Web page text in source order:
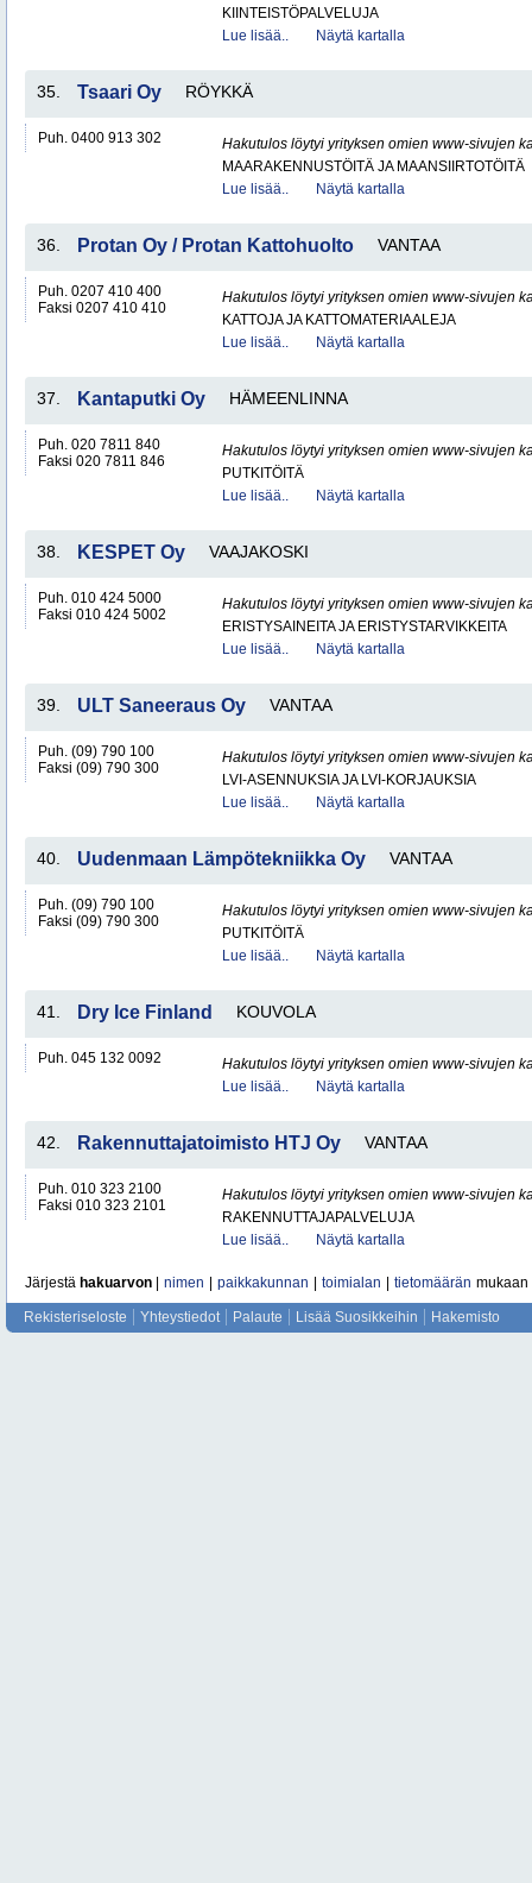
KIINTEISTÖPALVELUJA
Lue lisää..
Näytä kartalla
35. Tsaari Oy RÖYKKÄ
Puh. 0400 913 302
Hakutulos löytyi yrityksen omien www-sivujen
MAARAKENNUSTÖITÄ JA MAANSIIRTOTÖITÄ
Lue lisää..
Näytä kartalla
36. Protan Oy / Protan Kattohuolto VANTAA
Puh. 0207 410 400
Faksi 0207 410 410
Hakutulos löytyi yrityksen omien www-sivujen
KATTOJA JA KATTOMATERIAALEJA
Lue lisää..
Näytä kartalla
37. Kantaputki Oy HÄMEENLINNA
Puh. 020 7811 840
Faksi 020 7811 846
Hakutulos löytyi yrityksen omien www-sivujen
PUTKITÖITÄ
Lue lisää..
Näytä kartalla
38. KESPET Oy VAAJAKOSKI
Puh. 010 424 5000
Faksi 010 424 5002
Hakutulos löytyi yrityksen omien www-sivujen
ERISTYSAINEITA JA ERISTYSTARVIKKEITA
Lue lisää..
Näytä kartalla
39. ULT Saneeraus Oy VANTAA
Puh. (09) 790 100
Faksi (09) 790 300
Hakutulos löytyi yrityksen omien www-sivujen
LVI-ASENNUKSIA JA LVI-KORJAUKSIA
Lue lisää..
Näytä kartalla
40. Uudenmaan Lämpötekniikka Oy VANTAA
Puh. (09) 790 100
Faksi (09) 790 300
Hakutulos löytyi yrityksen omien www-sivujen
PUTKITÖITÄ
Lue lisää..
Näytä kartalla
41. Dry Ice Finland KOUVOLA
Puh. 045 132 0092
Hakutulos löytyi yrityksen omien www-sivujen
Lue lisää..
Näytä kartalla
42. Rakennuttajatoimisto HTJ Oy VANTAA
Puh. 010 323 2100
Faksi 010 323 2101
Hakutulos löytyi yrityksen omien www-sivujen
RAKENNUTTAJAPALVELUJA
Lue lisää..
Näytä kartalla
Järjestä hakuarvon nimen paikkakunnan toimialan tietomäärän mukaan
Rekisteriseloste Yhteystiedot Palaute Lisää Suosikkeihin Hakemisto